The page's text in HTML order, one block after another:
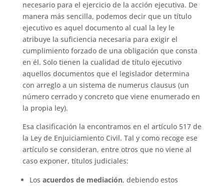
necesario para el ejercicio de la acción ejecutiva. De
manera más sencilla, podemos decir que un título
ejecutivo es aquel documento al cual la ley le
atribuye la suficiencia necesaria para exigir el
cumplimiento forzado de una obligación que consta
en él. Solo tienen la cualidad de título ejecutivo
aquellos documentos que el legislador determina
con arreglo a un sistema de numerus clausus (un
número cerrado y concreto que viene enumerado en
la propia ley).
Esa clasificación la encontramos en el artículo 517 de
la Ley de Enjuiciamiento Civil. Tal y como recoge ese
artículo se consideran, entre otros que no viene al
caso exponer, títulos judiciales:
Los acuerdos de mediación, debiendo estos